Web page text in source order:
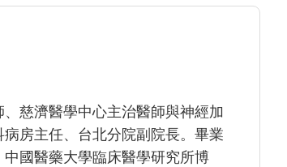
慈濟醫學中心主治醫師與神經加
房主任、台北分院副院長。畢業
國醫藥大學臨床醫學研究所博